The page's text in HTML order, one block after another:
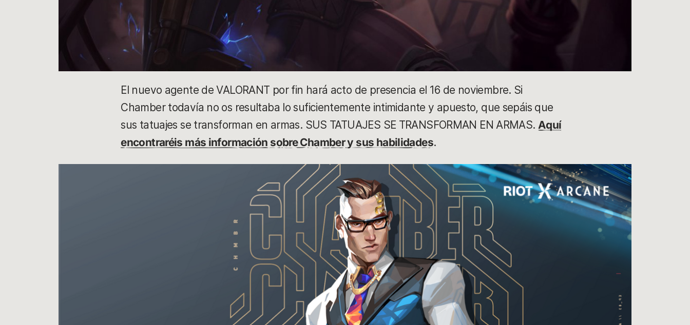
El nuevo agente de VALORANT por fin hará acto de presencia el 16 de noviembre. Si
Chamber todavía no os resultaba lo suficientemente intimidante y apuesto, que sepáis que
sus tatuajes se transforman en armas. SUS TATUAJES SE TRANSFORMAN EN ARMAS. Aquí
encontraréis más información sobre Chamber y sus habilidades.